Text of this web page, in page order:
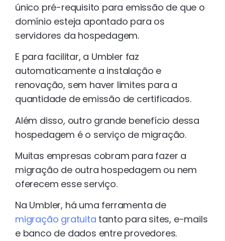
único pré-requisito para emissão de que o
domínio esteja apontado para os
servidores da hospedagem.
E para facilitar, a Umbler faz
automaticamente a instalação e
renovação, sem haver limites para a
quantidade de emissão de certificados.
Além disso, outro grande benefício dessa
hospedagem é o serviço de migração.
Muitas empresas cobram para fazer a
migração de outra hospedagem ou nem
oferecem esse serviço.
Na Umbler, há uma ferramenta de
migração gratuita tanto para sites, e-mails
e banco de dados entre provedores.